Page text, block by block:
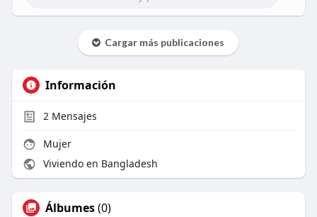
Cargar más publicaciones
Información
2Mensajes
Mujer
Viviendo en Bangladesh
Álbumes(0)